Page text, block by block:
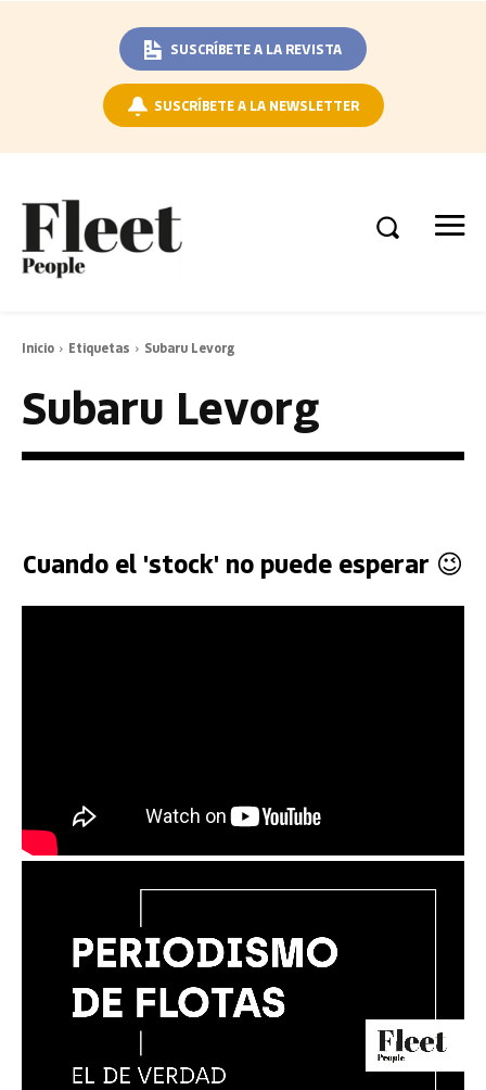
SUSCRÍBETE A LA REVISTA
SUSCRÍBETE A LA NEWSLETTER
Inicio Etiquetas Subaru Levorg
Subaru Levorg
Cuando el 'stock' no puede esperar 😉